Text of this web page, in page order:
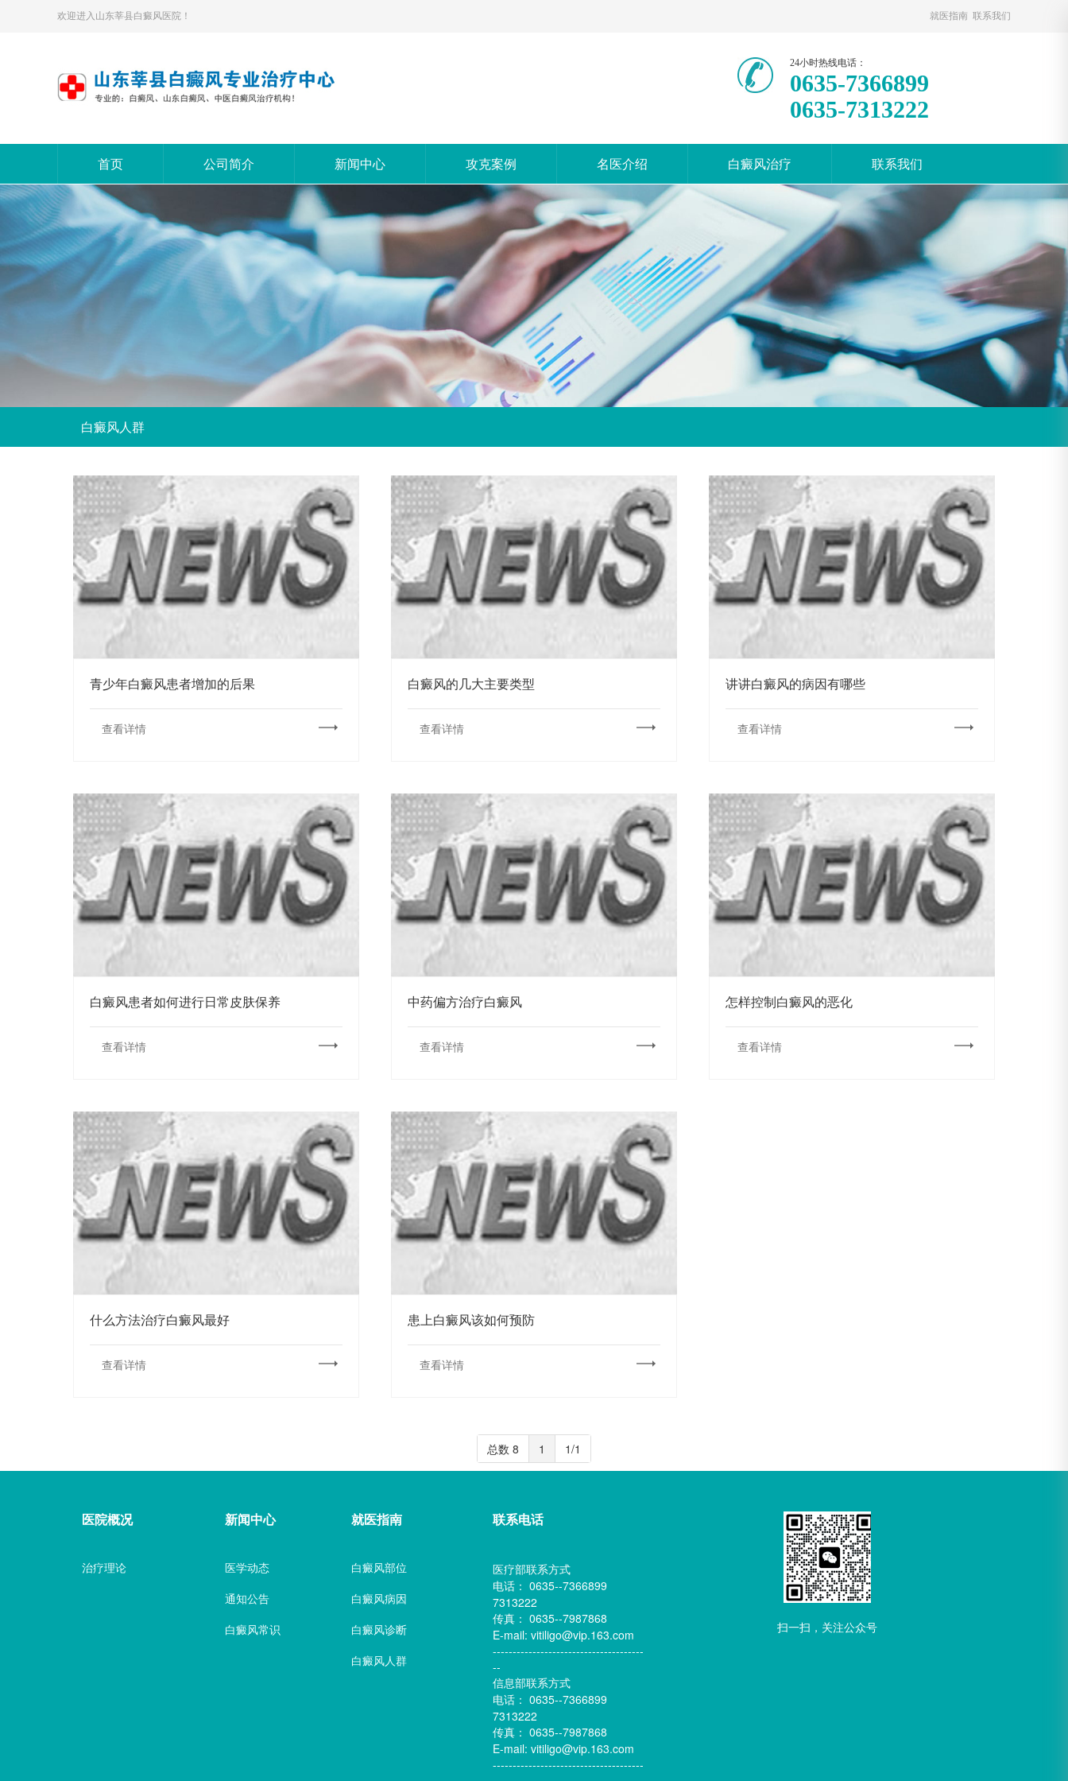
欢迎进入山东莘县白癜风医院！ 就医指南 联系我们
24小时热线电话：
0635-7366899
0635-7313222
首页 公司简介 新闻中心 攻克案例 名医介绍 白癜风治疗 联系我们
白癜风人群
青少年白癜风患者增加的后果
查看详情
白癜风的几大主要类型
查看详情
讲讲白癜风的病因有哪些
查看详情
白癜风患者如何进行日常皮肤保养
查看详情
中药偏方治疗白癜风
查看详情
怎样控制白癜风的恶化
查看详情
什么方法治疗白癜风最好
查看详情
患上白癜风该如何预防
查看详情
总数 8 1 1/1
医院概况
治疗理论
新闻中心
医学动态
通知公告
白癜风常识
就医指南
白癜风部位
白癜风病因
白癜风诊断
白癜风人群
联系电话
医疗部联系方式
电话： 0635--7366899
7313222
传真： 0635--7987868
E-mail: vitiligo@vip.163.com
--------------------------------------
--
信息部联系方式
电话： 0635--7366899
7313222
传真： 0635--7987868
E-mail: vitiligo@vip.163.com
--------------------------------------
扫一扫，关注公众号